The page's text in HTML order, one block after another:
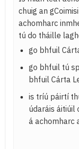
chuig an
achomharc
tú do tháille
go bhfuil
go bhfuil tú
bhfuil Cárta
is tríú páirtí
údaráis áitiúil
á achomharc